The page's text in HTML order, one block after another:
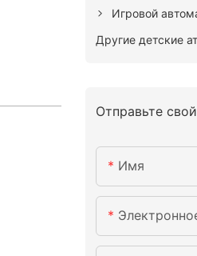
Игровой
Другие детские
Отправьте
Имя